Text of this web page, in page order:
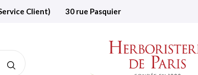
Client) 30 rue Pasquier